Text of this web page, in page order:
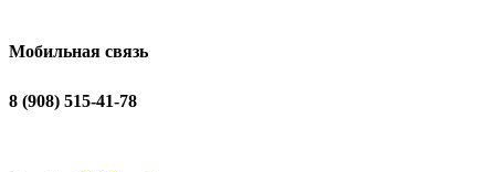
Мобильная связь
8 (908) 515-41-78